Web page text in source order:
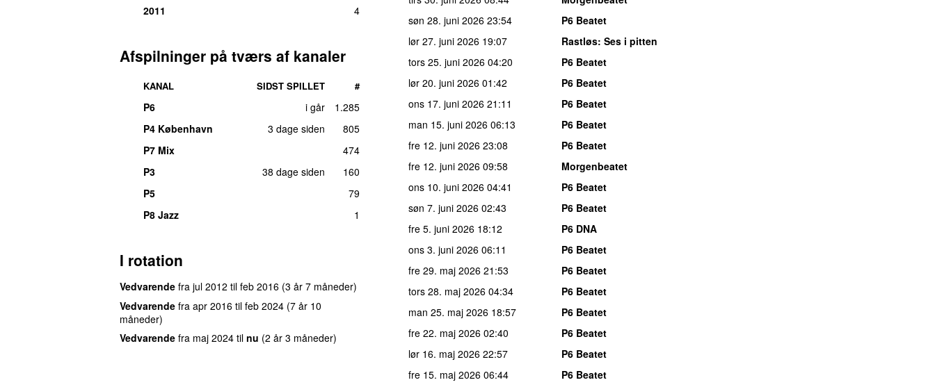
2011 4
Afspilninger på tværs af kanaler
KANAL SIDST SPILLET #
P6 i går
1.285
P4 København
3 dage siden
805
P7 Mix
474
P3
38 dage siden
160
P5
79
P8 Jazz
1
I rotation
Vedvarende fra jul 2012 til feb 2016 (3 år 7 måneder)
Vedvarende fra apr 2016 til feb 2024 (7 år 10
måneder)
Vedvarende fra maj 2024 til nu (2 år 3 måneder)
søn 28. juni 2026 23:54
P6 Beatet
lør 27. juni 2026 19:07 Rastløs: Ses i pitten
tors 25. juni 2026 04:20
P6 Beatet
lør 20. juni 2026 01:42
P6 Beatet
ons 17. juni 2026 21:11
P6 Beatet
man 15. juni 2026 06:13
P6 Beatet
fre 12. juni 2026 23:08
P6 Beatet
fre 12. juni 2026 09:58
Morgenbeatet
ons 10. juni 2026 04:41
P6 Beatet
søn 7. juni 2026 02:43
P6 Beatet
fre 5. juni 2026 18:12
P6 DNA
ons 3. juni 2026 06:11
P6 Beatet
fre 29. maj 2026 21:53
P6 Beatet
tors 28. maj 2026 04:34
P6 Beatet
man 25. maj 2026 18:57
P6 Beatet
fre 22. maj 2026 02:40
P6 Beatet
lør 16. maj 2026 22:57
P6 Beatet
fre 15. maj 2026 06:44
P6 Beatet